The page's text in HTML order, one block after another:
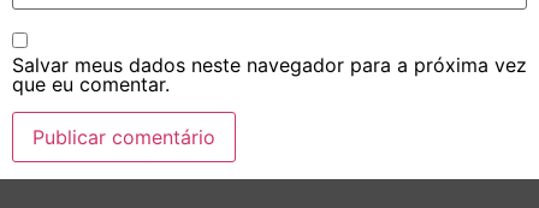
Salvar meus dados neste navegador para a próxima vez
que eu comentar.